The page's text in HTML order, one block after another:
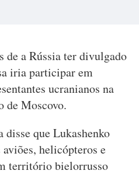
de a Rússia ter divulgado
iria participar em
ucranianos na
de Moscovo.
que Lukashenko
helicópteros e
território bielorrusso